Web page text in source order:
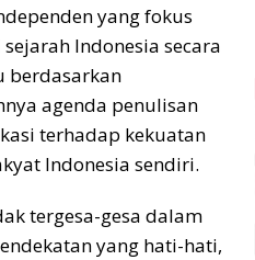
yang fokus
Indonesia secara
berdasarkan
agenda penulisan
terhadap kekuatan
Indonesia sendiri.
tergesa-gesa dalam
yang hati-hati,